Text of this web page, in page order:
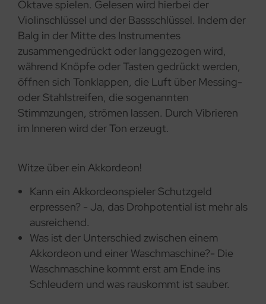
Oktave spielen. Gelesen wird hierbei der
Violinschlüssel und der Bassschlüssel. Indem der
Balg in der Mitte des Instrumentes
zusammengedrückt oder langgezogen wird,
während Knöpfe oder Tasten gedrückt werden,
öffnen sich Tonklappen, die Luft über Messing-
oder Stahlstreifen, die sogenannten
Stimmzungen, strömen lassen. Durch Vibrieren
im Inneren wird der Ton erzeugt.
Witze über ein Akkordeon!
Kann ein Akkordeonspieler Schutzgeld
erpressen? - Ja, das Drohpotential ist mehr als
ausreichend.
Was ist der Unterschied zwischen einem
Akkordeon und einer Waschmaschine?- Die
Waschmaschine kommt erst am Ende ins
Schleudern und was rauskommt ist sauber.